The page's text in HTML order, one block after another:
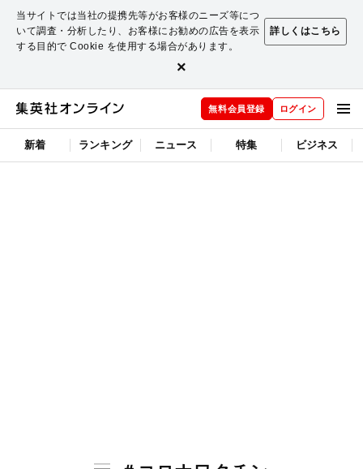
当サイトでは当社の提携先等がお客様のニーズ等につ
いて調査・分析したり、お客様にお勧めの広告を表示
する目的で Cookie を使用する場合があります。
詳しくはこちら
×
無料会員登録 ログイン
新着 ランキング ニュース 特集 ビジネス